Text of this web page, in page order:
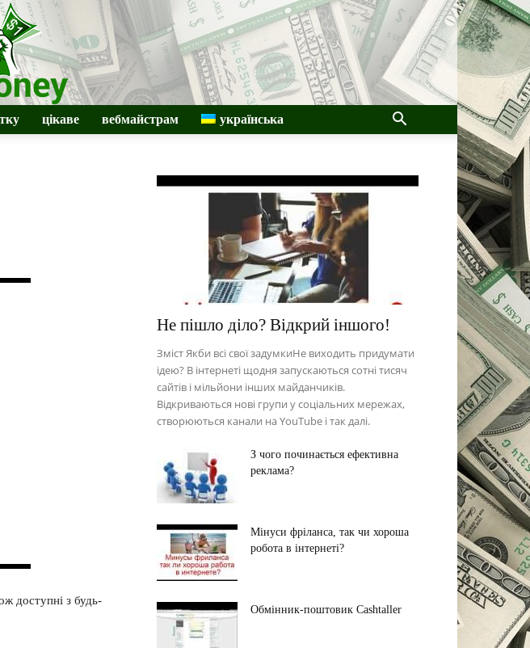
цікаве вебмайстрам українська
доступні з будь-
Не пішло діло? Відкрий іншого!
Зміст Якби всі свої задумкиНе виходить придумати
ідею? В інтернеті щодня запускаються сотні тисяч
сайтів і мільйони інших майданчиків.
Відкриваються нові групи у соціальних мережах,
створюються канали на YouTube і так далі.
З чого починається ефективна
реклама?
Мінуси фріланса, так чи хороша
робота в інтернеті?
Обмінник-поштовик Cashtaller